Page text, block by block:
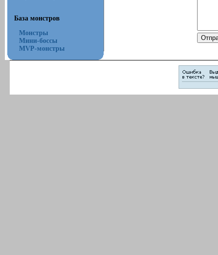
База монстров
Монстры
Мини-боссы
MVP-монстры